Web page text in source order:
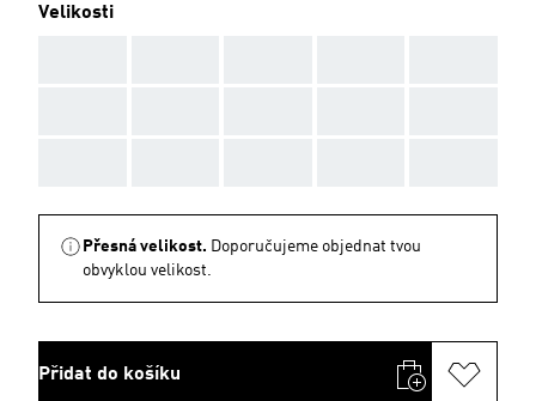
Velikosti
Přesná velikost. Doporučujeme objednat tvou
obvyklou velikost.
Přidat do košíku